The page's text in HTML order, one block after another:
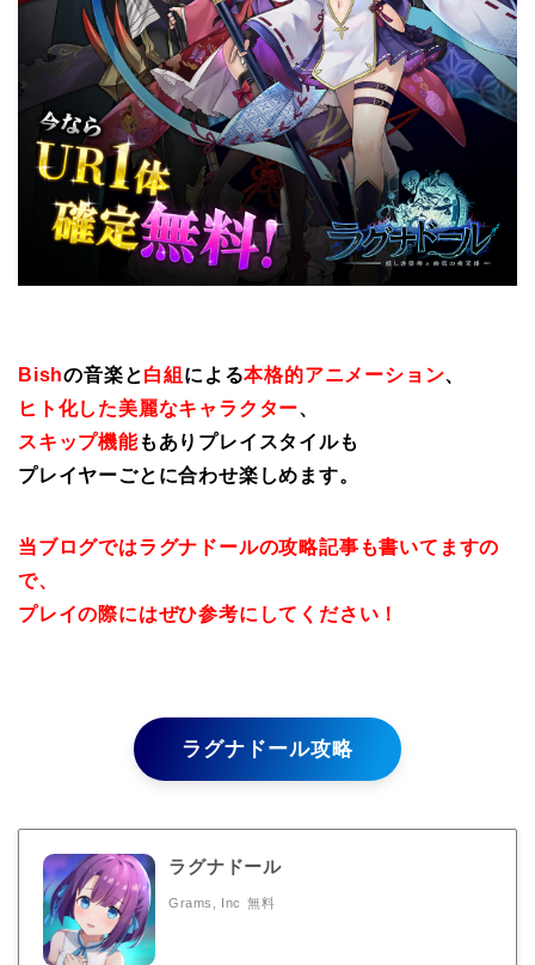
Bishの音楽と白組 による本格的アニメーション、
ヒト化した美麗なキャラクター、
スキップ機能もありプレイスタイルも
プレイヤーごとに合わせ楽しめます。
当ブログではラグナドールの攻略記事も書いてますの
で、
プレイの際にはぜひ参考にしてください！
ラグナドール攻略
ラグナドール
Grams, Inc 無料